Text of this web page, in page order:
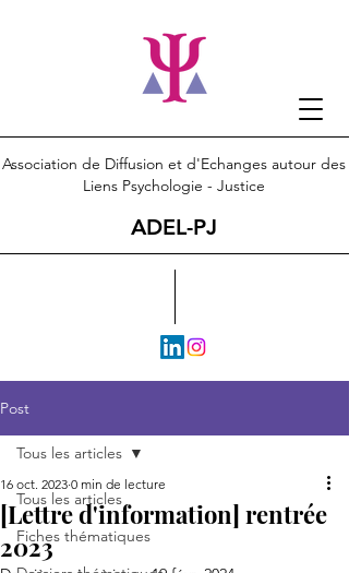
Association de Diffusion et d'Echanges autour des
Liens Psychologie - Justice
ADEL-PJ
Post
Tous les articles
Fiches thématiques
Tous les articles
[Lettre d'information] rentrée
2023
16 oct. 2023 0 min de lecture